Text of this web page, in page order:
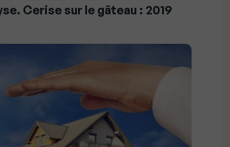
Cerise sur le gâteau : 2019